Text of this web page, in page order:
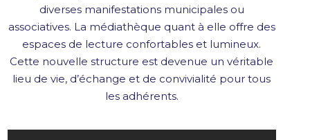
diverses manifestations municipales ou
associatives. La médiathèque quant à elle offre des
espaces de lecture confortables et lumineux.
Cette nouvelle structure est devenue un véritable
lieu de vie, d’échange et de convivialité pour tous
les adhérents.